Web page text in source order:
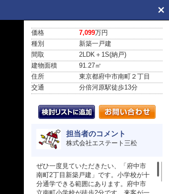
価格 7,099万円
種別
新築一戸建
間取
2LDK＋1S(納戸)
建物面積
91.27㎡
住所
東京都府中市南町２丁目
交通
分倍河原駅徒歩13分
担当者のコメント
株式会社エステート三松
ぜひ一度見ていただきたい、「府中市
南町2丁目新築戸建」です。小学校が十
分通学できる範囲にあります。府中市